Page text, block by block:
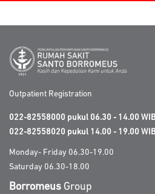
Outpatient Registration
022-82558000 pukul 06.30 - 14.00 WIB
022-82558020 pukul 14.00 - 19.00 WIB
Monday- Friday 06.30-19.00
Saturday 06.30-18.00
Borromeus Group